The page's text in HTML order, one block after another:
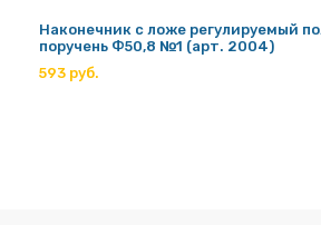
Наконечник с ложе регулируемый
поручень Ф50,8 №1 (арт. 2004)
593 руб.